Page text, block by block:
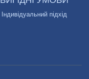
Індивідуальний підхід